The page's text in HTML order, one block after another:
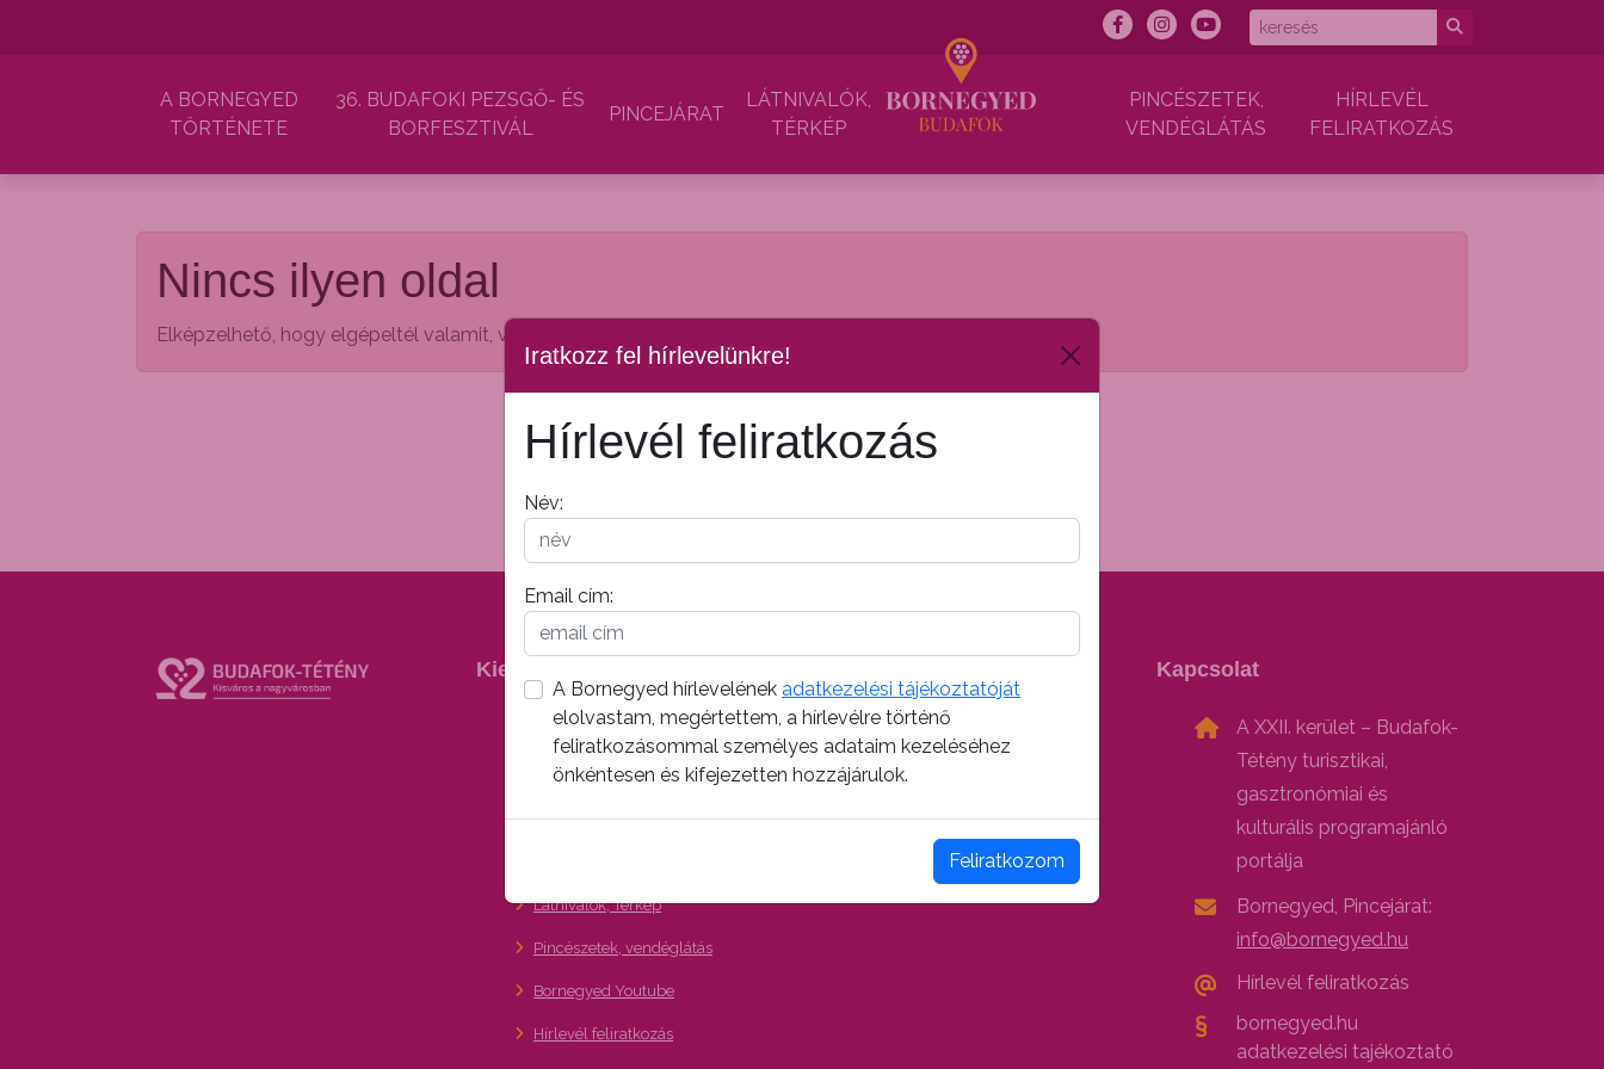
A BORNEGYED
TÖRTÉNETE
36. BUDAFOKI PEZSGŐ- ÉS
BORFESZTIVÁL
PINCEJÁRAT
LÁTNIVALÓK,
TÉRKÉP
PINCÉSZETEK,
VENDÉGLÁTÁS
HÍRLEVÉL
FELIRATKOZÁS
Nincs ilyen oldal
Elképzelhető, hogy elgépeltél valamit, vagy az oldal tartalma törlésre került.
Kiemelt oldalak
A Bornegyed története
Pincejárat
2026 Zenei Tehetségkutató
Látnivalók, Térkép
Pincészetek, vendéglátás
Bornegyed Youtube
Hírlevél feliratkozás
Kapcsolat
A XXII. kerület – Budafok-
Tétény turisztikai,
gasztronómiai és
kulturális programajánló
portálja
Bornegyed, Pincejárat:
info@bornegyed.hu
Hírlevél feliratkozás
bornegyed.hu
adatkezelési tajékoztató
Iratkozz fel hírlevelünkre!
Hírlevél feliratkozás
Név:
Email cím:
A Bornegyed hírlevelének adatkezelési tájékoztatóját
elolvastam, megértettem, a hírlevélre történő
feliratkozásommal személyes adataim kezeléséhez
önkéntesen és kifejezetten hozzájárulok.
Feliratkozom